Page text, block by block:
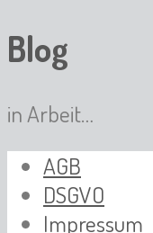
Blog
in Arbeit…
AGB
DSGVO
Impressum